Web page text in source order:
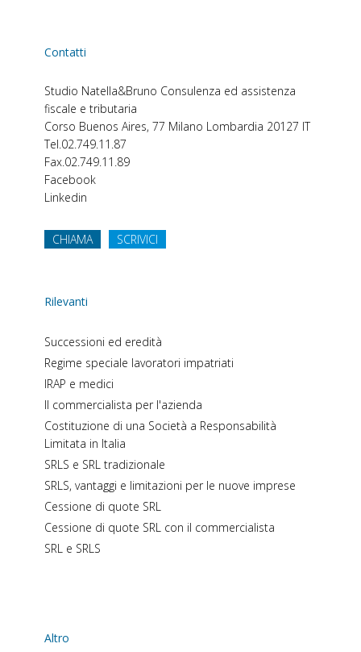
Contatti
Studio Natella&Bruno Consulenza ed assistenza
fiscale e tributaria
Corso Buenos Aires, 77 Milano Lombardia 20127 IT
Tel.02.749.11.87
Fax.02.749.11.89
Facebook
Linkedin
CHIAMA SCRIVICI
Rilevanti
Successioni ed eredità
Regime speciale lavoratori impatriati
IRAP e medici
Il commercialista per l'azienda
Costituzione di una Società a Responsabilità
Limitata in Italia
SRLS e SRL tradizionale
SRLS, vantaggi e limitazioni per le nuove imprese
Cessione di quote SRL
Cessione di quote SRL con il commercialista
SRL e SRLS
Altro